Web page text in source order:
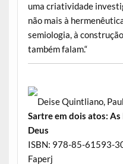
uma criatividade
não mais à
semiologia, à
também falam.“
Deise Quintliano,
Sartre em dois atos: As
Deus
ISBN: 978-85-61593-
Faperj